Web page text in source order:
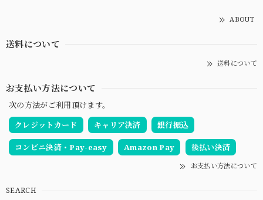
ABOUT
送料について
送料について
お支払い方法について
次の方法がご利用頂けます。
クレジットカード
キャリア決済 銀行振込
コンビニ決済・Pay-easy Amazon Pay 後払い決済
お支払い方法について
SEARCH